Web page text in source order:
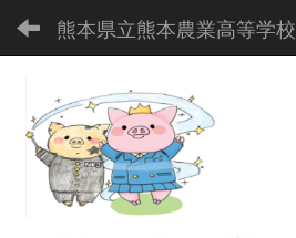
熊本県立熊本農業高等学校